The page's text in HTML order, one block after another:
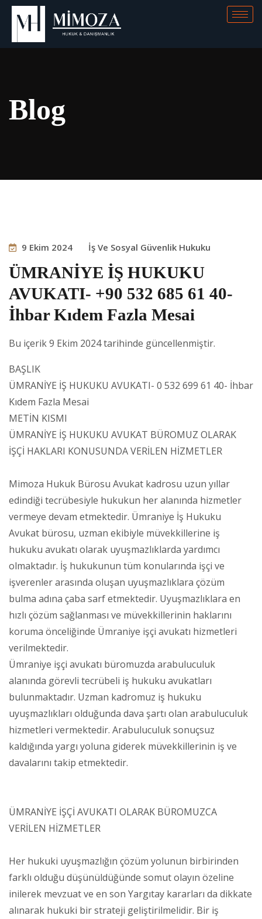
Blog
9 Ekim 2024 İş Ve Sosyal Güvenlik Hukuku
ÜMRANİYE İŞ HUKUKU
AVUKATI- +90 532 685 61 40-
İhbar Kıdem Fazla Mesai
Bu içerik 9 Ekim 2024 tarihinde güncellenmiştir.
BAŞLIK
ÜMRANİYE İŞ HUKUKU AVUKATI- 0 532 699 61 40- İhbar
Kıdem Fazla Mesai
METİN KISMI
ÜMRANİYE İŞ HUKUKU AVUKAT BÜROMUZ OLARAK
İŞÇİ HAKLARI KONUSUNDA VERİLEN HİZMETLER
Mimoza Hukuk Bürosu Avukat kadrosu uzun yıllar
edindiği tecrübesiyle hukukun her alanında hizmetler
vermeye devam etmektedir. Ümraniye İş Hukuku
Avukat bürosu, uzman ekibiyle müvekkillerine iş
hukuku avukatı olarak uyuşmazlıklarda yardımcı
olmaktadır. İş hukukunun tüm konularında işçi ve
işverenler arasında oluşan uyuşmazlıklara çözüm
bulma adına çaba sarf etmektedir. Uyuşmazlıklara en
hızlı çözüm sağlanması ve müvekkillerinin haklarını
koruma önceliğinde Ümraniye işçi avukatı hizmetleri
verilmektedir.
Ümraniye işçi avukatı büromuzda arabuluculuk
alanında görevli tecrübeli iş hukuku avukatları
bulunmaktadır. Uzman kadromuz iş hukuku
uyuşmazlıkları olduğunda dava şartı olan arabuluculuk
hizmetleri vermektedir. Arabuluculuk sonuçsuz
kaldığında yargı yoluna giderek müvekkillerinin iş ve
davalarını takip etmektedir.
ÜMRANİYE İŞÇİ AVUKATI OLARAK BÜROMUZCA
VERİLEN HİZMETLER
Her hukuki uyuşmazlığın çözüm yolunun birbirinden
farklı olduğu düşünüldüğünde somut olayın özeline
inilerek mevzuat ve en son Yargıtay kararları da dikkate
alınarak hukuki bir strateji geliştirilmelidir. Bir iş